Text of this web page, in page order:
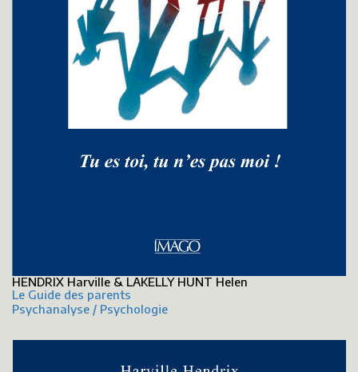
HENDRIX Harville & LAKELLY HUNT Helen
Le Guide des parents
Psychanalyse / Psychologie